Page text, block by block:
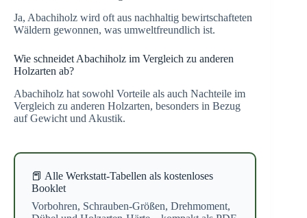
Ja, Abachiholz wird oft aus nachhaltig bewirtschafteten
Wäldern gewonnen, was umweltfreundlich ist.
Wie schneidet Abachiholz im Vergleich zu anderen
Holzarten ab?
Abachiholz hat sowohl Vorteile als auch Nachteile im
Vergleich zu anderen Holzarten, besonders in Bezug
auf Gewicht und Akustik.
📕 Alle Werkstatt-Tabellen als kostenloses
Booklet
Vorbohren, Schrauben-Größen, Drehmoment,